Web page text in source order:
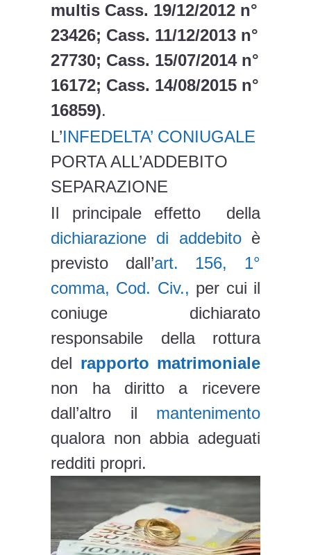
multis Cass. 19/12/2012 n°
23426; Cass. 11/12/2013 n°
27730; Cass. 15/07/2014 n°
16172; Cass. 14/08/2015 n°
16859).
L’INFEDELTA’ CONIUGALE
PORTA ALL’ADDEBITO
SEPARAZIONE
Il principale effetto della
dichiarazione di addebitoè
previsto dall’art. 156, 1°
comma, Cod. Civ., per cui il
coniuge dichiarato
responsabile della rottura
del rapporto matrimoniale
non ha diritto a ricevere
dall’altro il mantenimento
qualora non abbia adeguati
redditi propri.